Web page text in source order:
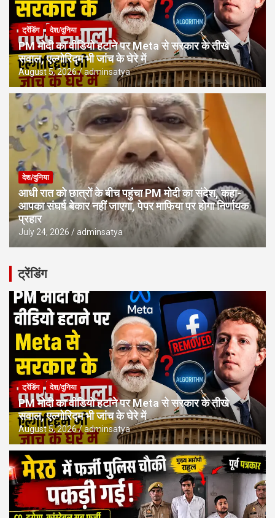
ट्रेंडिंग देश/दुनिया
PM मोदी का वीडियो हटाने पर Meta से सरकार के तीखे
सवाल, एल्गोरिद्म भी जांच के घेरे में
August 5, 2026 adminsatya
देश/दुनिया
आधी रात को छात्रों के बीच पहुंचा PM मोदी का संदेश, कहा-
आपका संघर्ष बेकार नहीं जाएगा, पेपर माफिया पर होगा निर्णायक
प्रहार
July 24, 2026 adminsatya
ट्रेंडिंग
ट्रेंडिंग देश/दुनिया
PM मोदी का वीडियो हटाने पर Meta से सरकार के तीखे
सवाल, एल्गोरिद्म भी जांच के घेरे में
August 5, 2026 adminsatya